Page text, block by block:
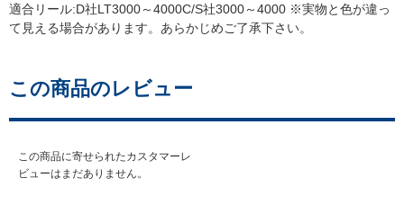
適合リール:D社LT3000～4000C/S社3000～4000 ※実物と色が違っ
て見える場合があります。あらかじめご了承下さい。
この商品のレビュー
この商品に寄せられたカスタマーレ
ビューはまだありません。